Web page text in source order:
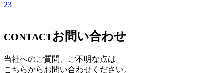
23
CONTACTお問い合わせ
当社へのご質問、ご不明な点は
こちらからお問い合わせください。